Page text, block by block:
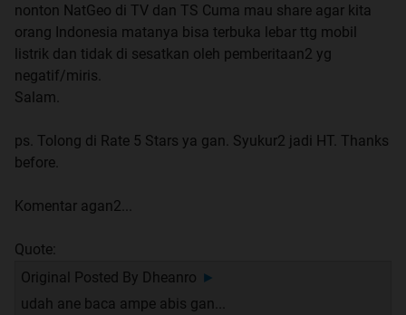
nonton NatGeo di TV dan TS Cuma mau share agar kita
orang Indonesia matanya bisa terbuka lebar ttg mobil
listrik dan tidak di sesatkan oleh pemberitaan2 yg
negatif/miris.
Salam.
ps. Tolong di Rate 5 Stars ya gan. Syukur2 jadi HT. Thanks
before.
Komentar agan2...
Quote:
Original Posted By Dheanro ►
udah ane baca ampe abis gan...